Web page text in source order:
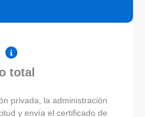
total
privada, la administración
y envía el certificado de